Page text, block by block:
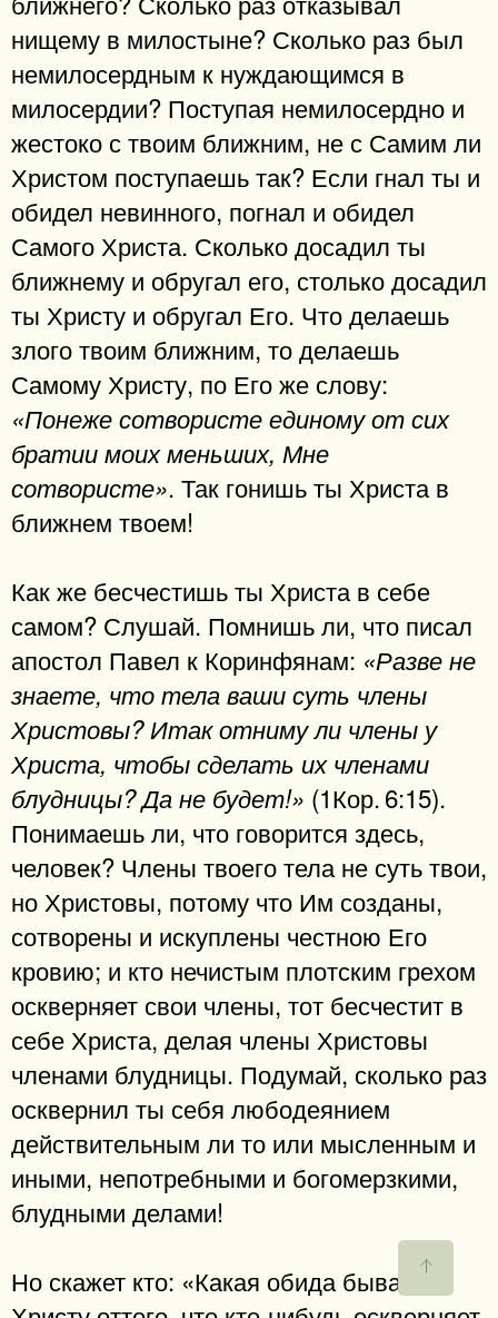
нищему в милостыне? Сколько раз был
немилосердным к нуждающимся в
милосердии? Поступая немилосердно и
жестоко с твоим ближним, не с Самим ли
Христом поступаешь так? Если гнал ты и
обидел невинного, погнал и обидел
Самого Христа. Сколько досадил ты
ближнему и обругал его, столько досадил
ты Христу и обругал Его. Что делаешь
злого твоим ближним, то делаешь
Самому Христу, по Его же слову:
«Понеже сотвористе единому от сих
братии моих меньших, Мне
сотвористе». Так гонишь ты Христа в
ближнем твоем!
Как же бесчестишь ты Христа в себе
самом? Слушай. Помнишь ли, что писал
апостол Павел к Коринфянам: «Разве не
знаете, что тела ваши суть члены
Христовы? Итак отниму ли члены у
Христа, чтобы сделать их членами
блудницы? Да не будет!» (1Кор. 6:15).
Понимаешь ли, что говорится здесь,
человек? Члены твоего тела не суть твои,
но Христовы, потому что Им созданы,
сотворены и искуплены честною Его
кровию; и кто нечистым плотским грехом
оскверняет свои члены, тот бесчестит в
себе Христа, делая члены Христовы
членами блудницы. Подумай, сколько раз
осквернил ты себя любодеянием
действительным ли то или мысленным и
иными, непотребными и богомерзкими,
блудными делами!
Но скажет кто: «Какая обида бывает